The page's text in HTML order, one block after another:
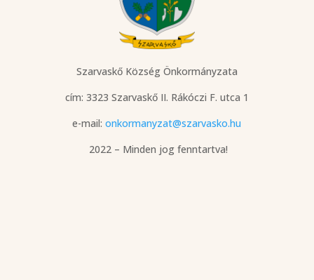
Szarvaskő Község Önkormányzata
cím: 3323 Szarvaskő II. Rákóczi F. utca 1
e-mail:onkormanyzat@szarvasko.hu
2022 – Minden jog fenntartva!